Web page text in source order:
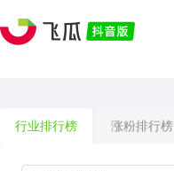
行业排行榜 涨粉排行榜